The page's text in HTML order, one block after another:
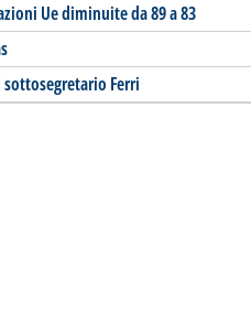
Ue diminuite da 89 a 83
Ferri